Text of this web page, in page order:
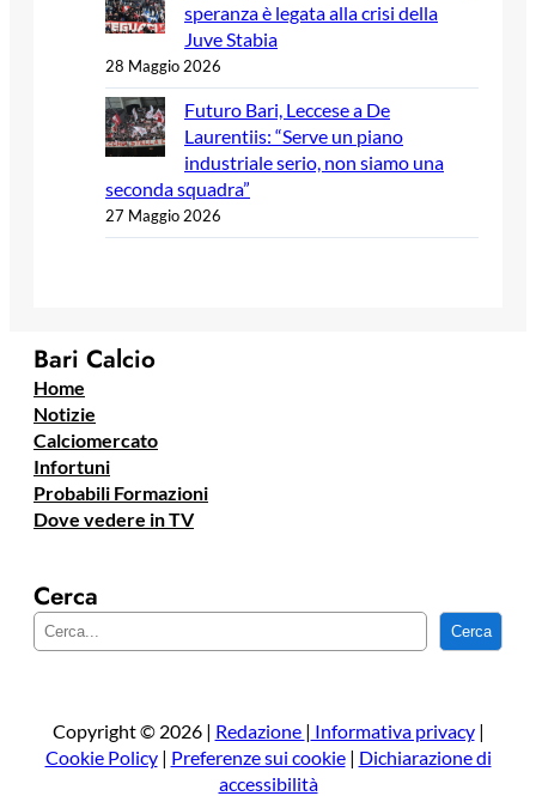
speranza è legata alla crisi della
Juve Stabia
28 Maggio 2026
Futuro Bari, Leccese a De
Laurentiis: “Serve un piano
industriale serio, non siamo una
seconda squadra”
27 Maggio 2026
Bari Calcio
Home
Notizie
Calciomercato
Infortuni
Probabili Formazioni
Dove vedere in TV
Cerca
e
a
Cerca
Copyright © 2026 | Redazione | Informativa privacy|
Cookie Policy| Preferenze sui cookie| Dichiarazione di
accessibilità